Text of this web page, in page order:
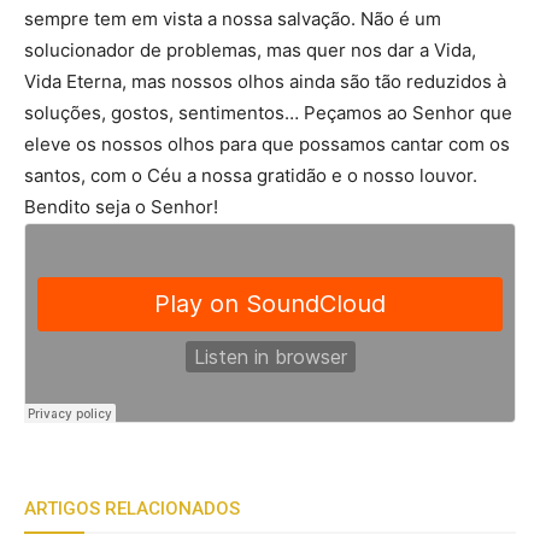
sempre tem em vista a nossa salvação. Não é um
solucionador de problemas, mas quer nos dar a Vida,
Vida Eterna, mas nossos olhos ainda são tão reduzidos à
soluções, gostos, sentimentos… Peçamos ao Senhor que
eleve os nossos olhos para que possamos cantar com os
santos, com o Céu a nossa gratidão e o nosso louvor.
Bendito seja o Senhor!
ARTIGOS RELACIONADOS